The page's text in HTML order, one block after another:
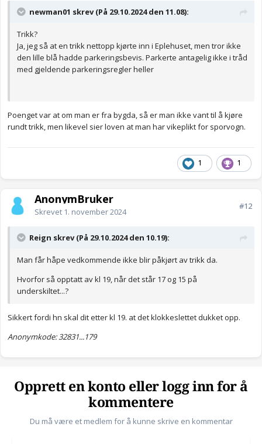
newman01 skrev (På 29.10.2024 den 11.08):
Trikk?
Ja, jeg så at en trikk nettopp kjørte inn i Eplehuset, men tror ikke
den lille blå hadde parkeringsbevis. Parkerte antagelig ikke i tråd
med gjeldende parkeringsregler heller
Poenget var at om man er fra bygda, så er man ikke vant til å kjøre
rundt trikk, men likevel sier loven at man har vikeplikt for sporvogn.
1 1
AnonymBruker
Skrevet 1. november 2024
#12
Reign skrev (På 29.10.2024 den 10.19):
Man får håpe vedkommende ikke blir påkjørt av trikk da.
Hvorfor så opptatt av kl 19, når det står 17 og 15 på
underskiltet...?
Sikkert fordi hn skal dit etter kl 19. at det klokkeslettet dukket opp.
Anonymkode: 32831...179
Opprett en konto eller logg inn for å
kommentere
Du må være et medlem for å kunne skrive en kommentar